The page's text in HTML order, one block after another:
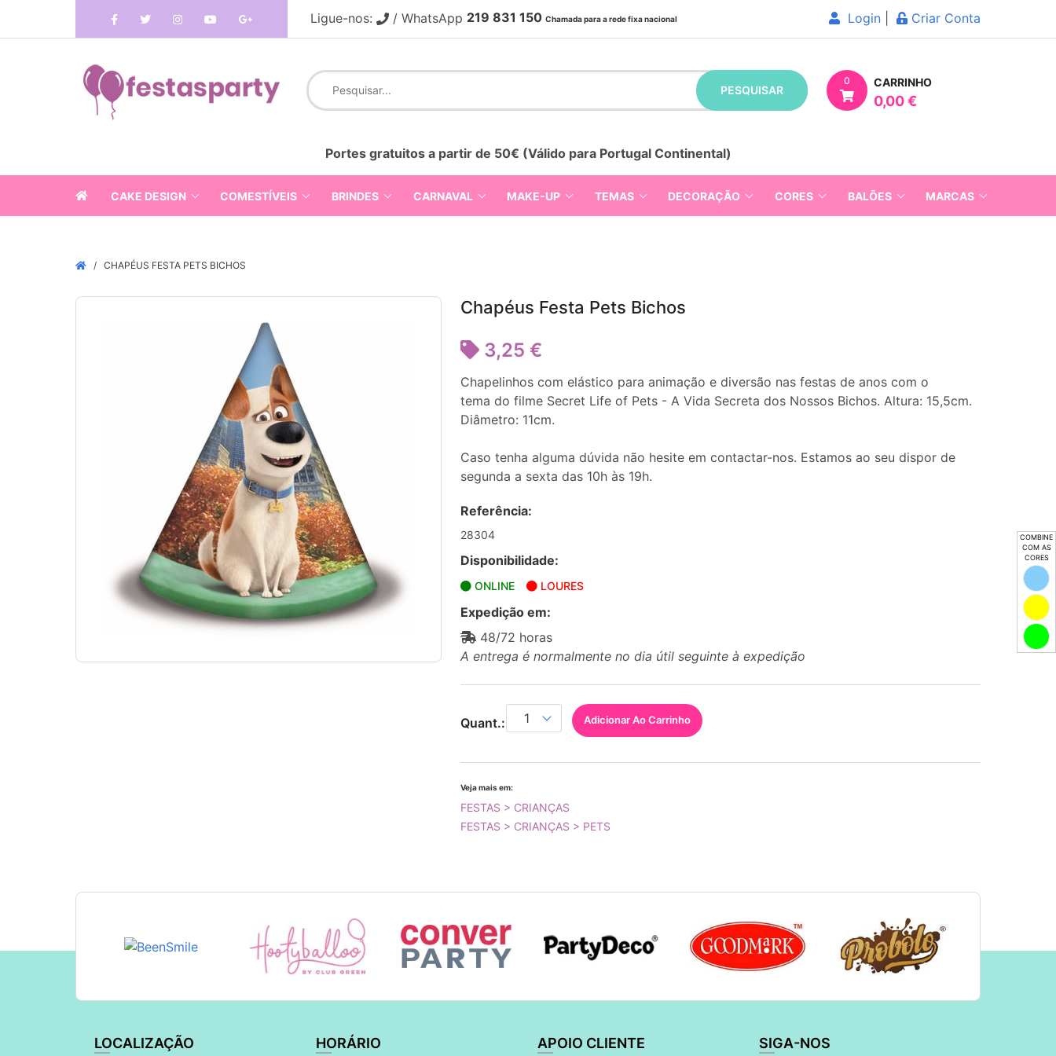
COMBINE
COM AS
CORES
Ligue-nos: / WhatsApp 219 831 150 Chamada para a rede fixa nacional Login Criar Conta
PESQUISAR
0 CARRINHO
0,00 €
Portes gratuitos a partir de 50€ (Válido para Portugal Continental)
CAKE DESIGN COMESTÍVEIS BRINDES CARNAVAL MAKE-UP TEMAS DECORAÇÃO CORES BALÕES MARCAS
CHAPÉUS FESTA PETS BICHOS
Chapéus Festa Pets Bichos
3,25 €
Chapelinhos com elástico para animação e diversão nas festas de anos com o
tema do filme Secret Life of Pets - A Vida Secreta dos Nossos Bichos. Altura: 15,5cm.
Diâmetro: 11cm.
Caso tenha alguma dúvida não hesite em contactar-nos. Estamos ao seu dispor de
segunda a sexta das 10h às 19h.
Referência:
28304
Disponibilidade:
ONLINE LOURES
Expedição em:
48/72 horas
A entrega é normalmente no dia útil seguinte à expedição
Quant.: Adicionar Ao Carrinho
Veja mais em:
FESTAS > CRIANÇAS
FESTAS > CRIANÇAS > PETS
LOCALIZAÇÃO HORÁRIO APOIO CLIENTE SIGA-NOS